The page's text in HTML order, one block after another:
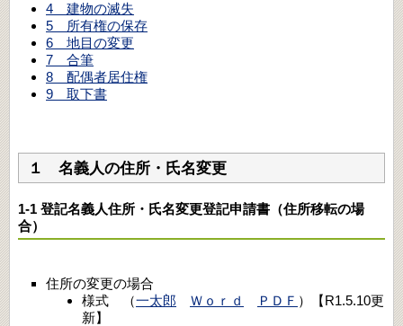
4 建物の滅失
5 所有権の保存
6 地目の変更
7 合筆
8 配偶者居住権
9 取下書
１ 名義人の住所・氏名変更
1-1 登記名義人住所・氏名変更登記申請書（住所移転の場
合）
住所の変更の場合
様式 （一太郎 Ｗｏｒｄ ＰＤＦ ）【R1.5.10更
新】